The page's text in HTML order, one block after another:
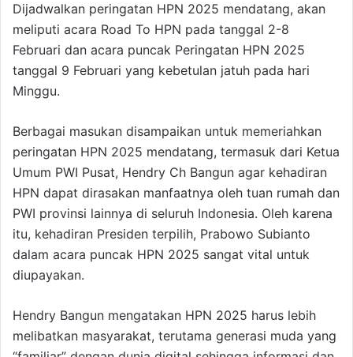
Dijadwalkan peringatan HPN 2025 mendatang, akan
meliputi acara Road To HPN pada tanggal 2-8
Februari dan acara puncak Peringatan HPN 2025
tanggal 9 Februari yang kebetulan jatuh pada hari
Minggu.
Berbagai masukan disampaikan untuk memeriahkan
peringatan HPN 2025 mendatang, termasuk dari Ketua
Umum PWI Pusat, Hendry Ch Bangun agar kehadiran
HPN dapat dirasakan manfaatnya oleh tuan rumah dan
PWI provinsi lainnya di seluruh Indonesia. Oleh karena
itu, kehadiran Presiden terpilih, Prabowo Subianto
dalam acara puncak HPN 2025 sangat vital untuk
diupayakan.
Hendry Bangun mengatakan HPN 2025 harus lebih
melibatkan masyarakat, terutama generasi muda yang